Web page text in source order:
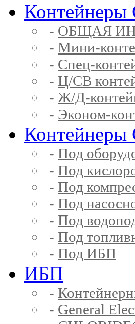
Контейнеры
- ОБЩАЯ
- Мини-
- Спец-
- Ц/СВ
- Ж/Д-
- Эконом-
Контейнеры
- Под
- Под
- Под
- Под
- Под
- Под
- Под ИБП
ИБП
-
- General